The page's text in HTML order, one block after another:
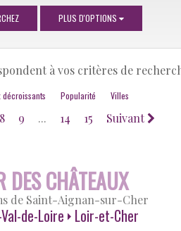
PLUS D'OPTIONS
à vos critères de
décroissants Popularité Villes
8 9 ... 14 15 Suivant
DES CHÂTEAUX
de Saint-Aignan-sur-Cher
de-Loire Loir-et-Cher